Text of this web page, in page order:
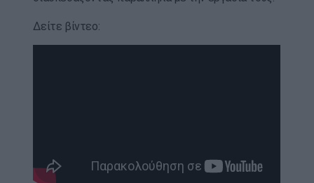
Δείτε βίντεο: